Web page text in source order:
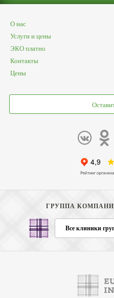
О нас
Услуги и цены
ЭКО платно
Контакты
Цены
ГРУППА КОМПАНИЙ
Все клиники